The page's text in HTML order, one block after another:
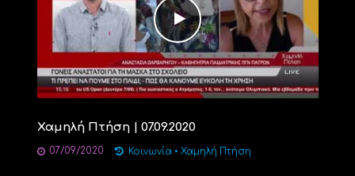
Χαμηλή Πτήση | 07.09.2020
07/09/2020 Κοινωνία • Χαμηλή Πτήση